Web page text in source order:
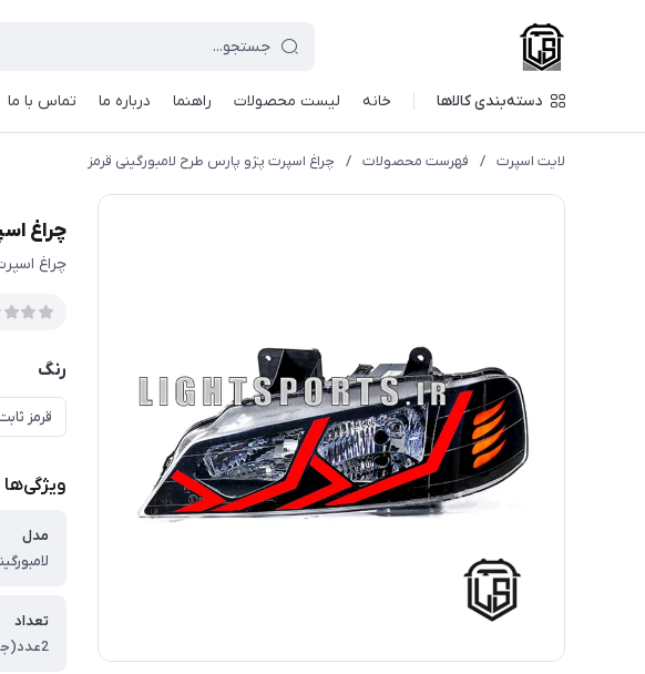
دسته‌بندی کالاها خانه لیست محصولات راهنما درباره ما تماس با ما
لایت اسپرت / فهرست محصولات / چراغ اسپرت پژو پارس طرح لامبورگینی قرمز
چراغ
چراغ
رنگ
قرمز
ویژگی‌ها
مدل
تعداد
2عدد(جفت)